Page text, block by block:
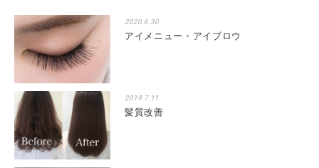
2020.6.30
アイメニュー・アイブロウ
2019.7.11
髪質改善